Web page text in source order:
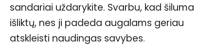
sandariai uždarykite. Svarbu, kad šiluma
išliktų, nes ji padeda augalams geriau
atskleisti naudingas savybes.